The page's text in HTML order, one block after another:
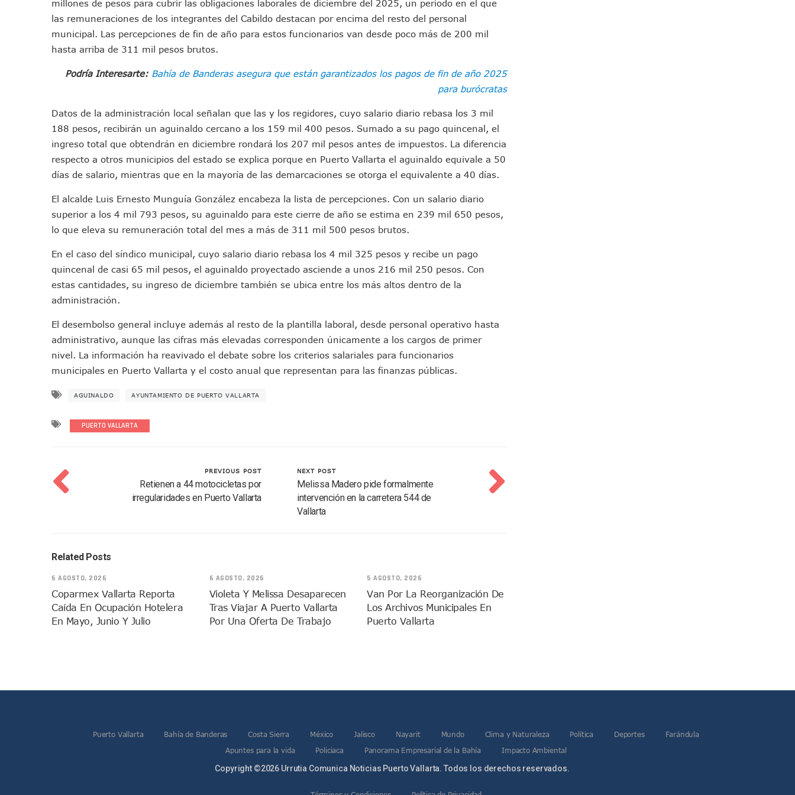
IMSS Invierte 12.6 MDP En Remodelar Urgencias Del Hospital 42 De Puerto Vallarta
En Abril 2027 Terminarán El Centro Regional De Autismo En Puerto Vallarta
Este Viernes, Lemus Inaugurará El Sistema De Electromovilidad En Puerto Vallarta
Morena Cierra Filas Por La Defensa Del Agua De Calidad En La Zona Metropolitana De Guadalajara
Hallazgo De Yareli Colmenares Tovar Eleva A 4 Cuerpos Encontrados En El Río
Regresa A Puerto Vallarta La Premiación Nacional De La Liga Premier FMF
Ra Aguilar Acompaña A Cientos De Familias En Las Paseadas De Las Palmas 2026
Oleaje Y Riesgo Por Cocodrilos Mantienen Restricciones En Playas De Puerto Vallarta
México Necesitaba 600 Mil Empleos; Solo Generó 262 Mil En Seis Meses: Coparmex
Poderoso Terremoto Destruye Edificios Y Puentes En Japón (VIDEOS)
ATM Incorpora 20 Nuevos Camiones Al Corredor Bahía De Banderas–Puerto Vallarta
Colectivos Piden A Lemus Más Ministerios Públicos Para Puerto Vallarta
Avenida Federación En Puerto Vallarta Registra 80% De Avance En Su Construcción
Mercado Vallarta Incluye Reúne A Emprendedores Locales En La Isla Shopping Village
Morenistas Imparten Taller En Puerto Vallarta
CEDHJ Señala Violaciones A Derechos De Víctima De Abuso Sexual En Preescolar
Ayutla Bajo Investigación Tras Reporte De Posible Crematorio Clandestino
Huracán En Formación Podría Generar Oleaje Elevado En La Costa De Jalisco
Viajar A Puerto Vallarta Este Verano Puede Costar Hasta 22 Mil 677 Pesos
Buscan Reducir Riesgos Por Cocodrilos En Playas De Puerto Vallarta
Yussara Canales Pide Transparencia Sobre Nuevo Vertedero En Tepatitlán
Adultos Mayores De Ixtapa Tendrán Una “Casa De Día” Renovada
Mujeres Recorren Calles De Ixtapa Para Identificar Problemas De Seguridad Y Movilidad
Playa Las Cocinas: Retiran Concesión Y Anuncian Plan De Restauración Ambiental
“El Mayo” Zambada Es Condenado A Morir En Prisión En Estados Unidos
Orgullo Vallartense: Zhoemí Luévanos Competirá En El Panamericano De Esgrima
Brigada Forense Brindará Atención A Familias De Personas Desaparecidas En Tapalpa
millones de pesos para cubrir las obligaciones laborales de diciembre del 2025, un periodo en el que
las remuneraciones de los integrantes del Cabildo destacan por encima del resto del personal
municipal. Las percepciones de fin de año para estos funcionarios van desde poco más de 200 mil
hasta arriba de 311 mil pesos brutos.
Podría Interesarte: Bahía de Banderas asegura que están garantizados los pagos de fin de año 2025
para burócratas
Datos de la administración local señalan que las y los regidores, cuyo salario diario rebasa los 3 mil
188 pesos, recibirán un aguinaldo cercano a los 159 mil 400 pesos. Sumado a su pago quincenal, el
ingreso total que obtendrán en diciembre rondará los 207 mil pesos antes de impuestos. La diferencia
respecto a otros municipios del estado se explica porque en Puerto Vallarta el aguinaldo equivale a 50
días de salario, mientras que en la mayoría de las demarcaciones se otorga el equivalente a 40 días.
El alcalde Luis Ernesto Munguía González encabeza la lista de percepciones. Con un salario diario
superior a los 4 mil 793 pesos, su aguinaldo para este cierre de año se estima en 239 mil 650 pesos,
lo que eleva su remuneración total del mes a más de 311 mil 500 pesos brutos.
En el caso del síndico municipal, cuyo salario diario rebasa los 4 mil 325 pesos y recibe un pago
quincenal de casi 65 mil pesos, el aguinaldo proyectado asciende a unos 216 mil 250 pesos. Con
estas cantidades, su ingreso de diciembre también se ubica entre los más altos dentro de la
administración.
El desembolso general incluye además al resto de la plantilla laboral, desde personal operativo hasta
administrativo, aunque las cifras más elevadas corresponden únicamente a los cargos de primer
nivel. La información ha reavivado el debate sobre los criterios salariales para funcionarios
municipales en Puerto Vallarta y el costo anual que representan para las finanzas públicas.
AGUINALDO AYUNTAMIENTO DE PUERTO VALLARTA
PUERTO VALLARTA
PREVIOUS POST
Retienen a 44 motocicletas por
irregularidades en Puerto Vallarta
NEXT POST
Melissa Madero pide formalmente
intervención en la carretera 544 de
Vallarta
Related Posts
6 AGOSTO, 2026
Coparmex Vallarta Reporta
Caída En Ocupación Hotelera
En Mayo, Junio Y Julio
6 AGOSTO, 2026
Violeta Y Melissa Desaparecen
Tras Viajar A Puerto Vallarta
Por Una Oferta De Trabajo
5 AGOSTO, 2026
Van Por La Reorganización De
Los Archivos Municipales En
Puerto Vallarta
Puerto Vallarta Bahía de Banderas Costa Sierra México Jalisco Nayarit Mundo Clima y Naturaleza Política Deportes
Farándula
Apuntes para la vida
Policiaca Panorama Empresarial de la Bahía Impacto Ambiental
Copyright ©2026 Urrutia Comunica Noticias Puerto Vallarta. Todos los derechos reservados.